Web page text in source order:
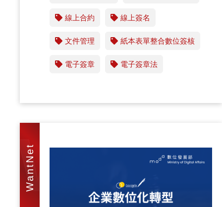
線上合約 線上簽名
文件管理 紙本表單整合數位簽核
電子簽章 電子簽章法